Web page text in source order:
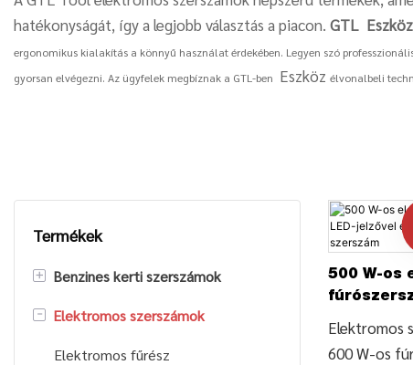
hatékonyságát, így a legjobb választás a piacon. GTL Eszköz
ergonomikus kialakítás a könnyű használat érdekében. Legyen szó
gyorsan elvégezni. Az ügyfelek megbíznak a GTL-ben Eszköz élvonalbeli
Termékek
+ Benzines kerti szerszámok
Benzines láncfűrész
Fűvágó/bozótvágó
- Elektromos szerszámok
Elektromos fűrész
500 W-os
jelzővel
Elektromos
600 W-os